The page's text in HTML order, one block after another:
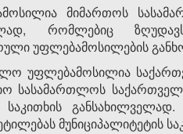
მიმართოს
რომლებიც
უფლებამოსილების
უფლებამოსილია
სასამართლოს
საკითხის